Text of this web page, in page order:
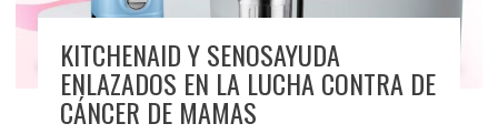
KITCHENAID Y SENOSAYUDA
ENLAZADOS EN LA LUCHA CONTRA DE
CÁNCER DE MAMAS